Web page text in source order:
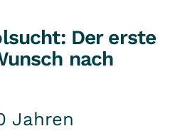
Der erste
nach
Jahren